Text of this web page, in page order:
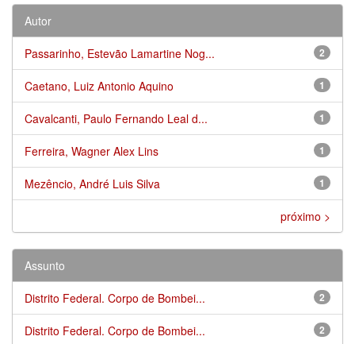
Autor
2
Passarinho, Estevão Lamartine Nog...
1
Caetano, Luiz Antonio Aquino
1
Cavalcanti, Paulo Fernando Leal d...
1
Ferreira, Wagner Alex Lins
1
Mezêncio, André Luis Silva
próximo >
Assunto
2
Distrito Federal. Corpo de Bombei...
2
Distrito Federal. Corpo de Bombei...